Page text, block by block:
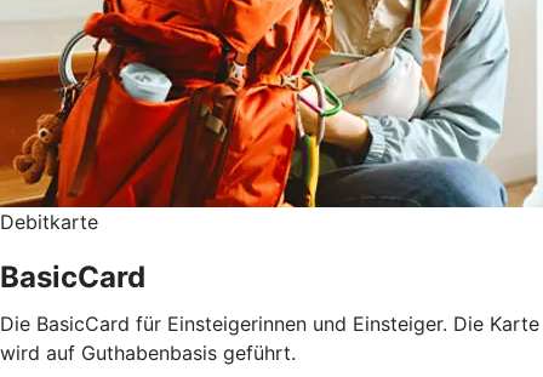
Debitkarte
BasicCard
Die BasicCard für Einsteigerinnen und Einsteiger. Die Karte
wird auf Guthabenbasis geführt.